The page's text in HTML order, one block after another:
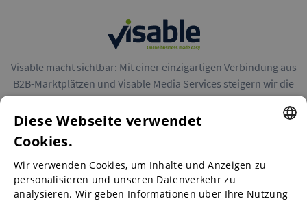
Visable macht sichtbar: Mit einer einzigartigen Verbindung aus
B2B-Marktplätzen und Visable Media Services steigern wir die
Reichweite von Unternehmen in Europa.
B2B-Marktplätze
ENGLISH
GERMAN
Diese Webseite verwendet
Cookies.
Wir verwenden Cookies, um Inhalte und Anzeigen zu
personalisieren und unseren Datenverkehr zu
analysieren. Wir geben Informationen über Ihre Nutzung